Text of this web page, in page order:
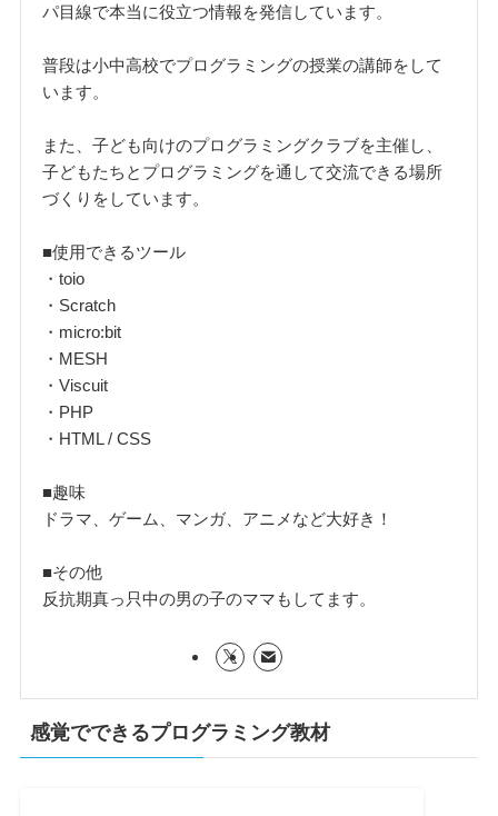
パ目線で本当に役立つ情報を発信しています。
普段は小中高校でプログラミングの授業の講師をして
います。
また、子ども向けのプログラミングクラブを主催し、
子どもたちとプログラミングを通して交流できる場所
づくりをしています。
■使用できるツール
・toio
・Scratch
・micro:bit
・MESH
・Viscuit
・PHP
・HTML / CSS
■趣味
ドラマ、ゲーム、マンガ、アニメなど大好き！
■その他
反抗期真っ只中の男の子のママもしてます。
感覚でできるプログラミング教材